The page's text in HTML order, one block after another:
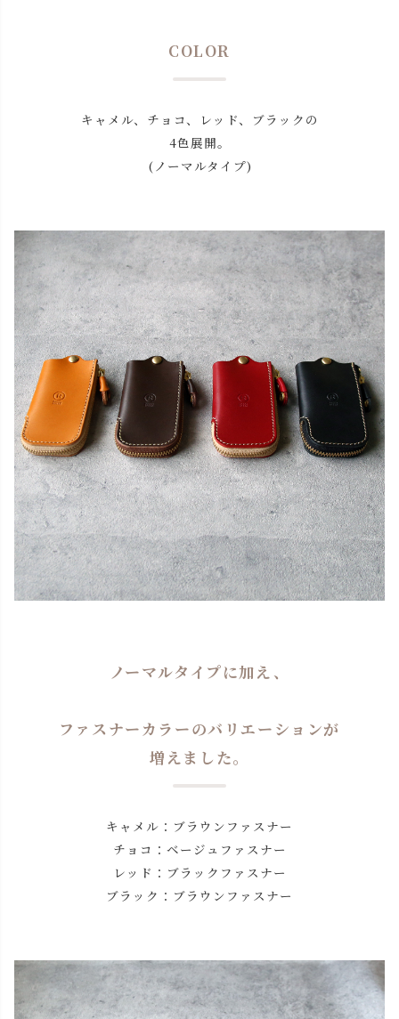
COLOR
キャメル、チョコ、レッド、ブラックの
4色展開。
(ノーマルタイプ)
ノーマルタイプに加え、
ファスナーカラーのバリエーションが
増えました。
キャメル：ブラウンファスナー
チョコ：ベージュファスナー
レッド：ブラックファスナー
ブラック：ブラウンファスナー